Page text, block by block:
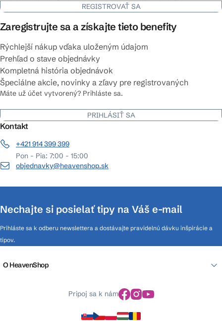
REGISTROVAŤ SA
Zaregistrujte sa a získajte tieto benefity
Rýchlejší nákup vďaka uloženým údajom
Prehľad o stave objednávky
Kompletná história objednávok
Špeciálne akcie, novinky a zľavy pre registrovaných
Máte už účet vytvorený? Prihláste sa.
PRIHLÁSIŤ SA
Kontakt
+421 914 399 399
Pon - Pia: 7:00 - 15:00
objednavky@heavenshop.sk
Nechajte si posielať tipy na Váš e-mail
Prihláste sa k odberu newslettera a dostávajte pravidelnú dávku inšpirácie a
tipov.
O HeavenShop
Pripoj sa k nám